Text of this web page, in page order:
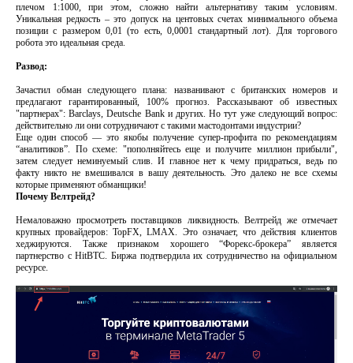
плечом 1:1000, при этом, сложно найти альтернативу таким условиям.
Уникальная редкость – это допуск на центовых счетах минимального объема
позиции с размером 0,01 (то есть, 0,0001 стандартный лот). Для торгового
робота это идеальная среда.
Развод:
Зачастил обман следующего плана: названивают с британских номеров и
предлагают гарантированный, 100% прогноз. Рассказывают об известных
"партнерах": Barclays, Deutsche Bank и других. Но тут уже следующий вопрос:
действительно ли они сотрудничают с такими мастодонтами индустрии?
Еще один способ — это якобы получение супер-профита по рекомендациям
“аналитиков”. По схеме: "пополняйтесь еще и получите миллион прибыли",
затем следует неминуемый слив. И главное нет к чему придраться, ведь по
факту никто не вмешивался в вашу деятельность. Это далеко не все схемы
которые применяют обманщики!
Почему Велтрейд?
Немаловажно просмотреть поставщиков ликвидность. Велтрейд же отмечает
крупных провайдеров: TopFX, LMAX. Это означает, что действия клиентов
хеджируются. Также признаком хорошего “Форекс-брокера” является
партнерство с HitBTC. Биржа подтвердила их сотрудничество на официальном
ресурсе.